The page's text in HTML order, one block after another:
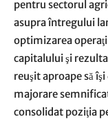
pentru sectorul
asupra întregului
optimizarea
capitalului şi
reuşit aproape să
majorare
consolidat poziţia